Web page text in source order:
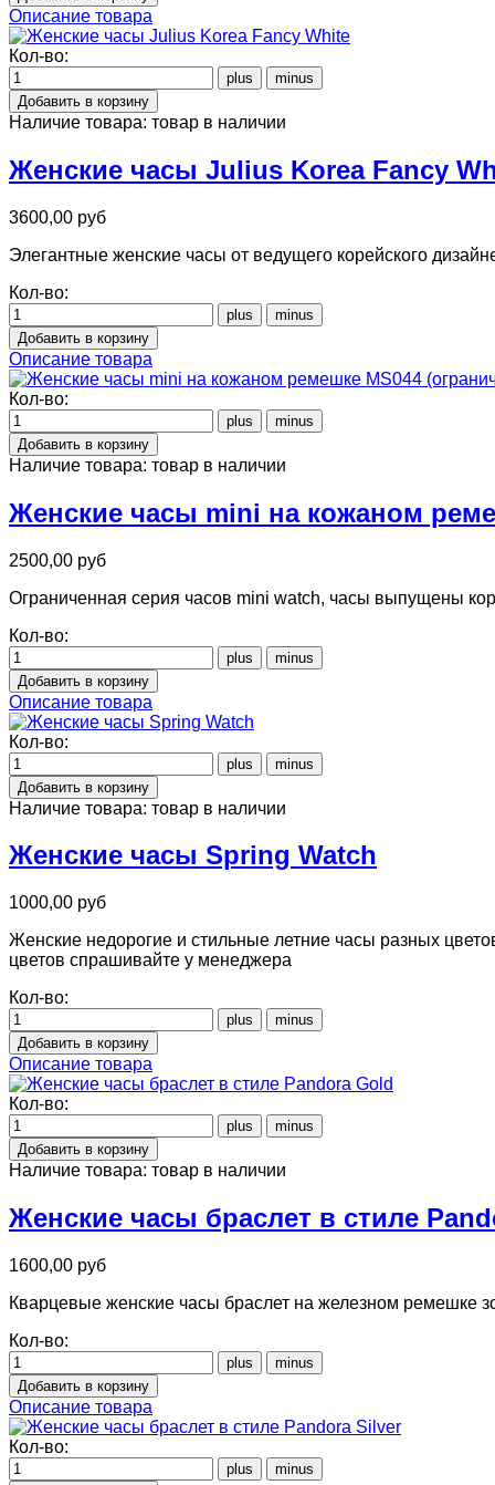
Описание товара
Кол-во:
Наличие товара: товар в наличии
Женские часы Julius Korea Fancy
3600,00 руб
Элегантные женские часы от ведущего корейского
Кол-во:
Описание товара
Кол-во:
Наличие товара: товар в наличии
Женские часы mini на кожаном
2500,00 руб
Ограниченная серия часов mini watch, часы выпущены
Кол-во:
Описание товара
Кол-во:
Наличие товара: товар в наличии
Женские часы Spring Watch
1000,00 руб
Женские недорогие и стильные летние часы разных
цветов спрашивайте у менеджера
Кол-во:
Описание товара
Кол-во:
Наличие товара: товар в наличии
Женские часы браслет в стиле
1600,00 руб
Кварцевые женские часы браслет на железном ремешке
Кол-во:
Описание товара
Кол-во: